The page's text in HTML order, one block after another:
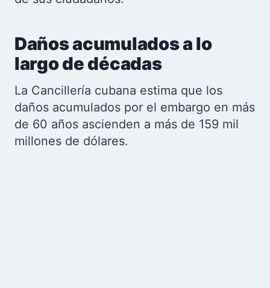
Daños acumulados a lo
largo de décadas
La Cancillería cubana estima que los
daños acumulados por el embargo en más
de 60 años ascienden a más de 159 mil
millones de dólares.